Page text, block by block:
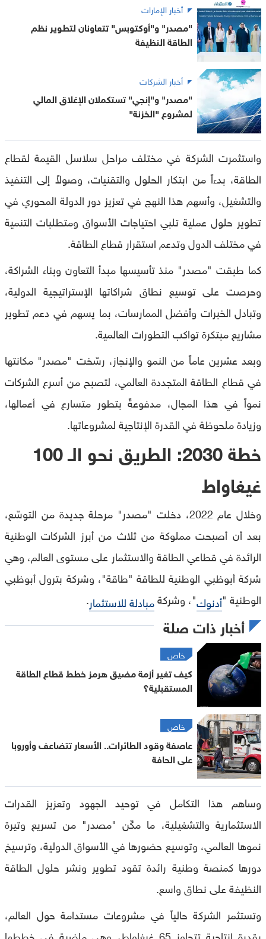
أخبار الإمارات
"مصدر" و"أوكتوبس" تتعاونان لتطوير نظم
الطاقة النظيفة
أخبار الشركات
"مصدر" و"إنجي" تستكملان الإغلاق المالي
لمشروع "الخزنة"
واستثمرت الشركة في مختلف مراحل سلاسل القيمة لقطاع
الطاقة، بدءاً من ابتكار الحلول والتقنيات، وصولاً إلى التنفيذ
والتشغيل، وأسهم هذا النهج في تعزيز دور الدولة المحوري في
تطوير حلول عملية تلبي احتياجات الأسواق ومتطلبات التنمية
في مختلف الدول وتدعم استقرار قطاع الطاقة.
كما طبقت "مصدر" منذ تأسيسها مبدأ التعاون وبناء الشراكة،
وحرصت على توسيع نطاق شراكاتها الإستراتيجية الدولية،
وتبادل الخبرات وأفضل الممارسات، بما يسهم في دعم تطوير
مشاريع مبتكرة تواكب التطورات العالمية.
وبعد عشرين عاماً من النمو والإنجاز، رسّخت "مصدر" مكانتها
في قطاع الطاقة المتجددة العالمي، لتصبح من أسرع الشركات
نمواً في هذا المجال، مدفوعةً بتطور متسارع في أعمالها،
وزيادة ملحوظة في القدرة الإنتاجية لمشروعاتها.
خطة 2030: الطريق نحو الـ 100
غيغاواط
وخلال عام 2022، دخلت "مصدر" مرحلة جديدة من التوسّع،
بعد أن أصبحت مملوكة من ثلاث من أبرز الشركات الوطنية
الرائدة في قطاعي الطاقة والاستثمار على مستوى العالم، وهي
شركة أبوظبي الوطنية للطاقة "طاقة"، وشركة بترول أبوظبي
الوطنية "أدنوك"، وشركةمبادلة للاستثمار.
أخبار ذات صلة
خاص
كيف تغير أزمة مضيق هرمز خطط قطاع الطاقة
المستقبلية؟
خاص
عاصفة وقود الطائرات.. الأسعار تتضاعف وأوروبا
على الحافة
وساهم هذا التكامل في توحيد الجهود وتعزيز القدرات
الاستثمارية والتشغيلية، ما مكّن "مصدر" من تسريع وتيرة
نموها العالمي، وتوسيع حضورها في الأسواق الدولية، وترسيخ
دورها كمنصة وطنية رائدة تقود تطوير ونشر حلول الطاقة
النظيفة على نطاق واسع.
وتستثمر الشركة حالياً في مشروعات مستدامة حول العالم،
بقدرة إنتاجية تتجاوز 65 غيغاواط، وهي ماضية في خططها